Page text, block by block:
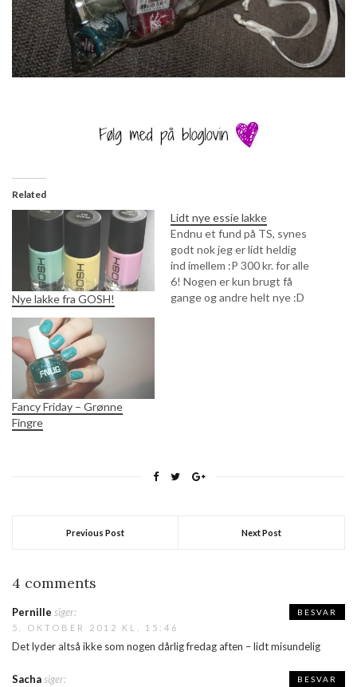
Related
Nye lakke fra GOSH!
Lidt nye essie lakke
Endnu et fund på TS, synes
godt nok jeg er lidt heldig
ind imellem :P 300 kr. for alle
6! Nogen er kun brugt få
gange og andre helt nye :D
Fancy Friday – Grønne
Fingre
Previous Post Next Post
4 comments
Pernille siger:
5. OKTOBER 2012 KL. 15:46
Det lyder altså ikke som nogen dårlig fredag aften – lidt misundelig
BESVAR
Sachasiger: BESVAR